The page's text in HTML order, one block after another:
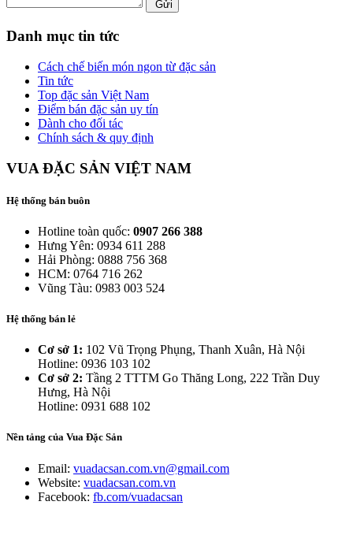
Gửi
Danh mục tin tức
Cách chế biến món ngon từ đặc sản
Tin tức
Top đặc sản Việt Nam
Điểm bán đặc sản uy tín
Dành cho đối tác
Chính sách & quy định
VUA ĐẶC SẢN VIỆT NAM
Hệ thống bán buôn
Hotline toàn quốc: 0907 266 388
Hưng Yên: 0934 611 288
Hải Phòng: 0888 756 368
HCM: 0764 716 262
Vũng Tàu: 0983 003 524
Hệ thống bán lẻ
Cơ sở 1: 102 Vũ Trọng Phụng, Thanh Xuân, Hà Nội
Hotline: 0936 103 102
Cơ sở 2: Tầng 2 TTTM Go Thăng Long, 222 Trần Duy
Hưng, Hà Nội
Hotline: 0931 688 102
Nền tảng của Vua Đặc Sản
Email: vuadacsan.com.vn@gmail.com
Website: vuadacsan.com.vn
Facebook: fb.com/vuadacsan